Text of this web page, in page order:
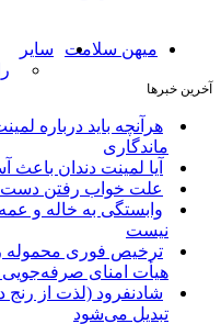
میهن سلامت
سایر
آخرین خبرها
هرآنچه باید درباره
ماندگاری
آیا لمینت دندان
علت خواب رفتن
وابستگی به خاله و
نیست
ترخیص فوری محموله
هیأت امنای صرفه‌جویی
شادنفرود (لذت از رنج
تبدیل می‌شود